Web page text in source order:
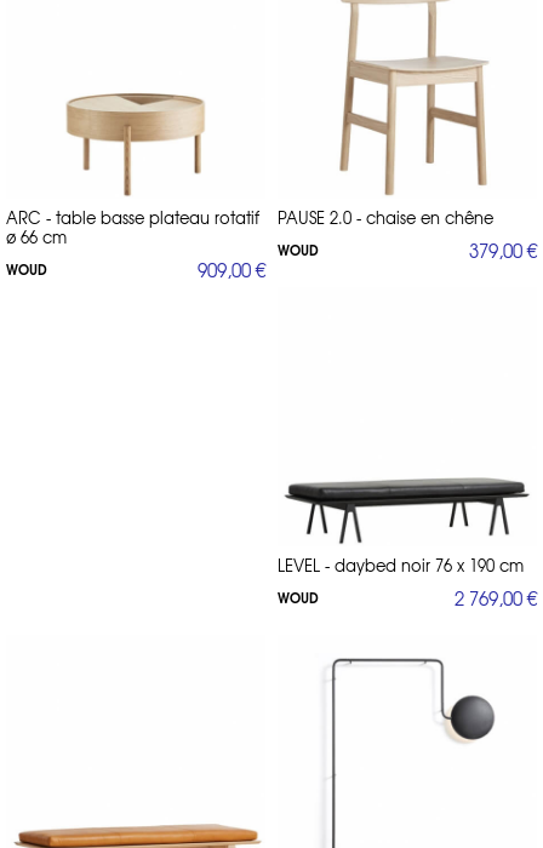
ARC - table basse plateau rotatif
ø 66 cm
WOUD 909,00 €
PAUSE 2.0 - chaise en chêne
WOUD 379,00 €
LEVEL - daybed noir 76 x 190 cm
WOUD 2 769,00 €